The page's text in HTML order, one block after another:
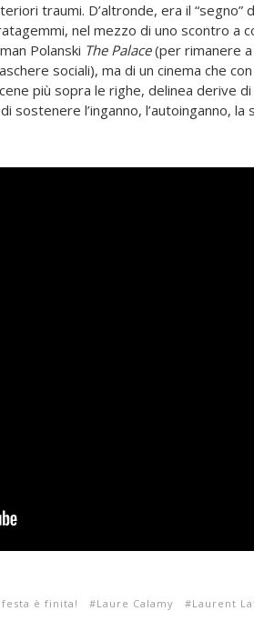
traumi. D’altronde, era il “segno”
nel mezzo di uno scontro a
Polanski The Palace(per rimanere
sociali), ma di un cinema che
più sopra le righe, delinea derive
sostenere l’inganno, l’autoinganno, la
festa è finita! Laure Calamy Laurent